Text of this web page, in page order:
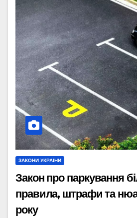
ЗАКОНИ УКРАЇНИ
Закон про паркування
правила, штрафи та
року